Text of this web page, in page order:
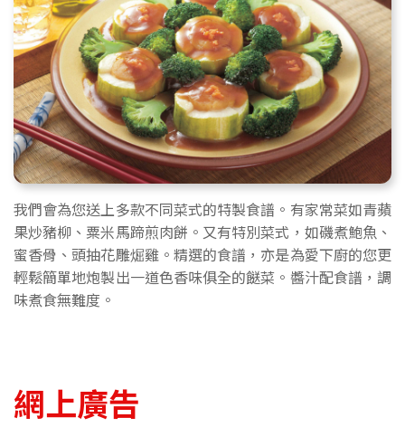
我們會為您送上多款不同菜式的特製食譜。有家常菜如青蘋
果炒豬柳、粟米馬蹄煎肉餅。又有特別菜式，如磯煮鮑魚、
蜜香骨、頭抽花雕煀雞。精選的食譜，亦是為愛下廚的您更
輕鬆簡單地炮製出一道色香味俱全的餸菜。醬汁配食譜，調
味煮食無難度。
網上廣告